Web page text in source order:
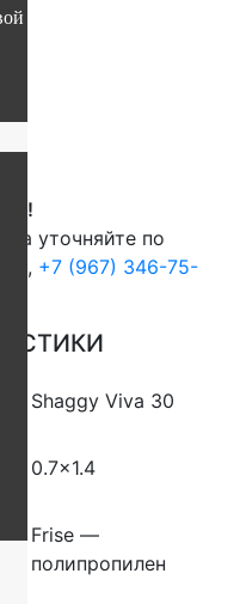
уточняйте по
, +7 (967) 346-75-
Shaggy Viva 30
0.7×1.4
Frise —
полипропилен